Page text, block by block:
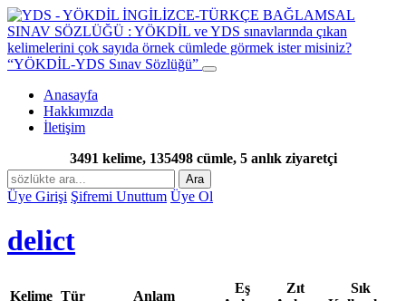
“YÖKDİL-YDS Sınav Sözlüğü”
Anasayfa
Hakkımızda
İletişim
3491 kelime, 135498 cümle, 5 anlık ziyaretçi
Ara
Üye Girişi Şifremi Unuttum Üye Ol
delict
Kelime Tür Anlam
Eş
Zıt
Sık